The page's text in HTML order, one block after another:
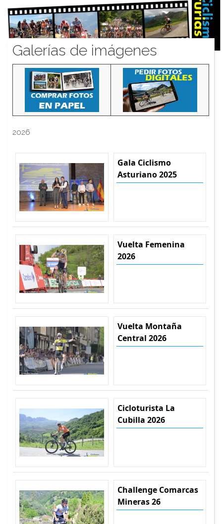
Galerías de imágenes
2026
Gala Ciclismo
Asturiano 2025
Vuelta Femenina
2026
Vuelta Montaña
Central 2026
Cicloturista La
Cubilla 2026
Challenge Comarcas
Mineras 26